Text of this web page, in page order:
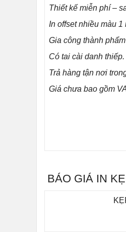
Thiết kế miễn phí –
In offset nhiều màu 1
Gia công thành phẩm
Có tai cài danh thiếp.
Trả hàng tận nơi
Giá chưa bao gồm
BÁO GIÁ IN